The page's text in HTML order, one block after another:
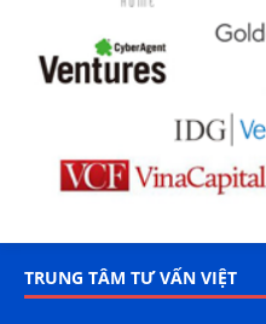
TRUNG TÂM TƯ VẤN VIỆT